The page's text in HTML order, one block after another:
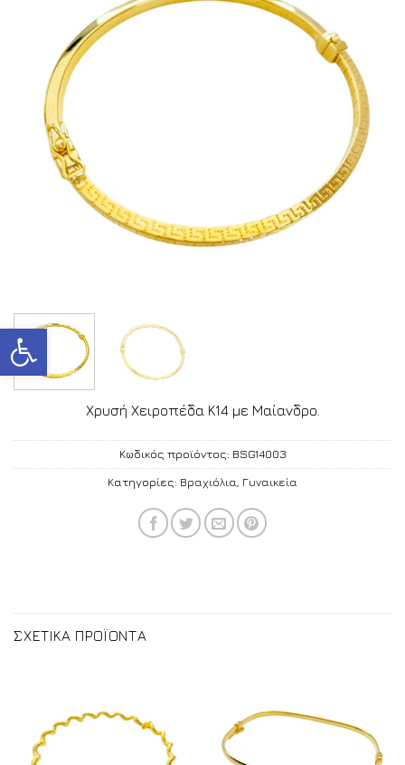
Ανοίξτε τη γραμμή εργαλείων
Χρυσή Χειροπέδα Κ14 με Μαίανδρο.
Κωδικός προϊόντος: BSG14003
Κατηγορίες: Βραχιόλια, Γυναικεία
ΣΧΕΤΙΚΑ ΠΡΟΪΟΝΤΑ